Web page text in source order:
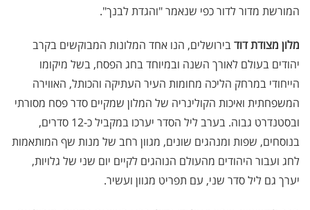
המורשת מדור לדור כפי שנאמר "והגדת לבנך".
מלון מצודת דודבירושלים, הנו אחד המלונות המבוקשים בקרב
יהודים בעולם לאורך השנה ובמיוחד בחג הפסח, בשל מיקומו
הייחודי במרחק הליכה מחומות העיר העתיקה והכותל, האווירה
המשפחתית ואיכות הקולינריה של המלון שמקיים סדר פסח מסורתי
ובסטנדרט גבוה. בערב ליל הסדר יערכו במקביל כ-12 סדרים,
בנוסחים, שפות ומנהגים שונים, מגוון רחב של מנות שף המותאמות
לחג ועבור היהודים מהעולם הנוהגים לקיים יום שני של גלויות,
יערך גם ליל סדר שני, עם תפריט מגוון ועשיר.